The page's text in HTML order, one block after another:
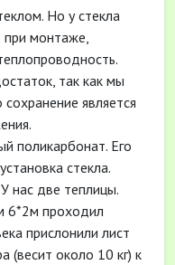
Но у стекла
при монтаже,
так как мы
является
поликарбонат. Его
стекла.
нас две теплицы.
6*2м проходил
прислонили лист
(весит около 10 кг) к